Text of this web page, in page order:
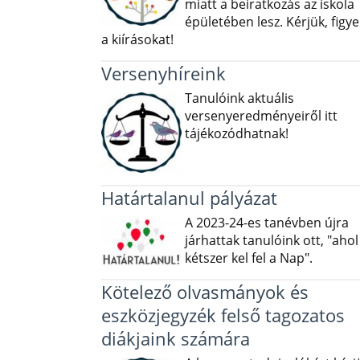
miatt a beiratkozás az iskola
épületében lesz. Kérjük,
a kiírásokat!
Versenyhíreink
Tanulóink aktuális
versenyeredményeiről itt
tájékozódhatnak!
Határtalanul pályázat
A 2023-24-es tanévben újra
járhattak tanulóink ott, "ahol
kétszer kel fel a Nap".
Kötelező olvasmányok és
eszközjegyzék felső tagozatos
diákjaink számára